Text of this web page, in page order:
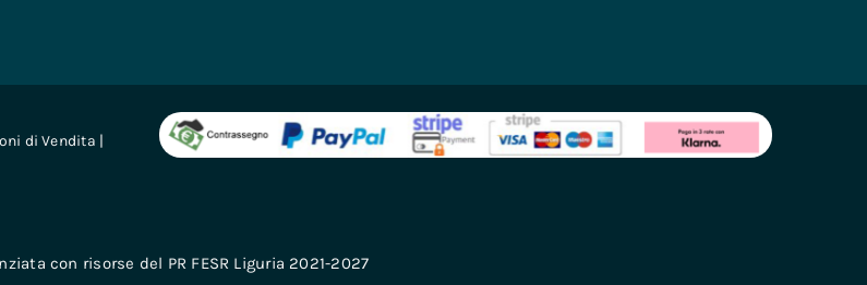
di Vendita |
con risorse del PR FESR Liguria 2021-2027